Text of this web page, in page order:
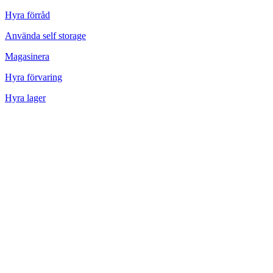
Hyra förråd
Använda self storage
Magasinera
Hyra förvaring
Hyra lager